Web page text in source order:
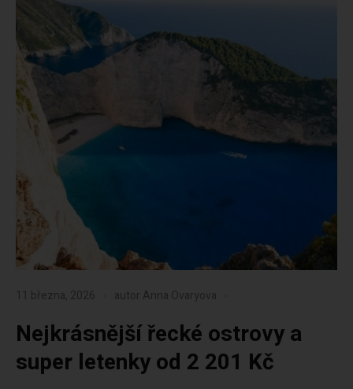
11 března, 2026 autor Anna Ovaryova
Nejkrásnější řecké ostrovy a
super letenky od 2 201 Kč